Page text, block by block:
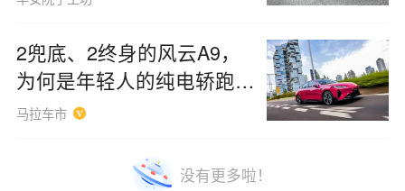
2兜底、2终身的风云A9，
为何是年轻人的纯电轿跑首
选？
马拉车市
没有更多啦！